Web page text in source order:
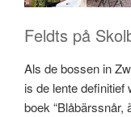
Feldts på
Als de bossen in
is de lente definitief
boek “Blåbärssnår,